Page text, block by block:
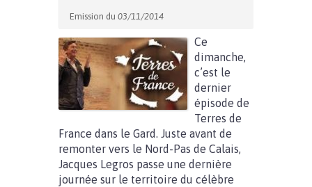
Emission du 03/11/2014
Ce
dimanche,
c’est le
dernier
épisode de
Terres de
France dans le Gard. Juste avant de
remonter vers le Nord-Pas de Calais,
Jacques Legros passe une dernière
journée sur le territoire du célèbre